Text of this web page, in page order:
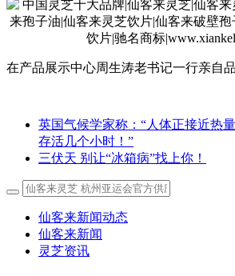
在产品展示中心周生涛老书记一行亲自
英国气候学家称：“人体正接近热
存活几个小时！”
三伏天 别让“冰箱病”找上你！
仙客来新闻动态
仙客来新闻
灵芝资讯